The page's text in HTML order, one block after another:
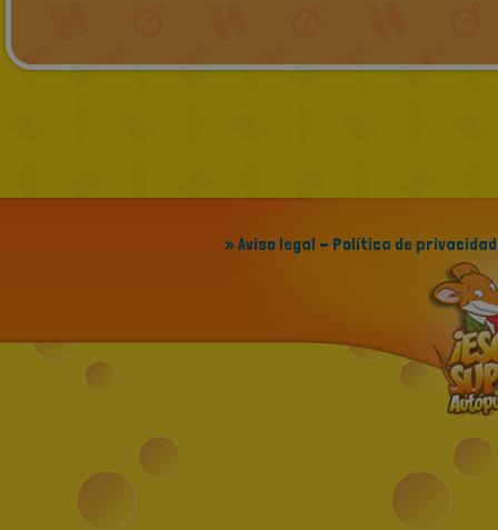
» Aviso legal - Política de privacidad